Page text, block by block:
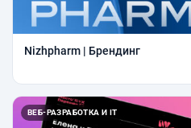
Nizhpharm | Брендинг
ВЕБ-РАЗРАБОТКА И IT